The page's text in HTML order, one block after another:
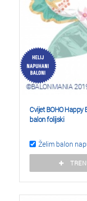
Cvijet BOHO Happy
balon folijski
Želim balon